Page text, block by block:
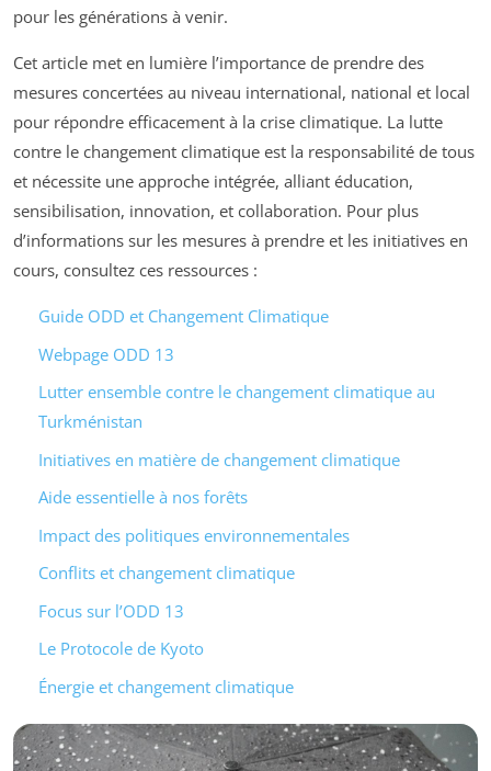
pour les générations à venir.
Cet article met en lumière l’importance de prendre des
mesures concertées au niveau international, national et local
pour répondre efficacement à la crise climatique. La lutte
contre le changement climatique est la responsabilité de tous
et nécessite une approche intégrée, alliant éducation,
sensibilisation, innovation, et collaboration. Pour plus
d’informations sur les mesures à prendre et les initiatives en
cours, consultez ces ressources :
Guide ODD et Changement Climatique
Webpage ODD 13
Lutter ensemble contre le changement climatique au
Turkménistan
Initiatives en matière de changement climatique
Aide essentielle à nos forêts
Impact des politiques environnementales
Conflits et changement climatique
Focus sur l’ODD 13
Le Protocole de Kyoto
Énergie et changement climatique